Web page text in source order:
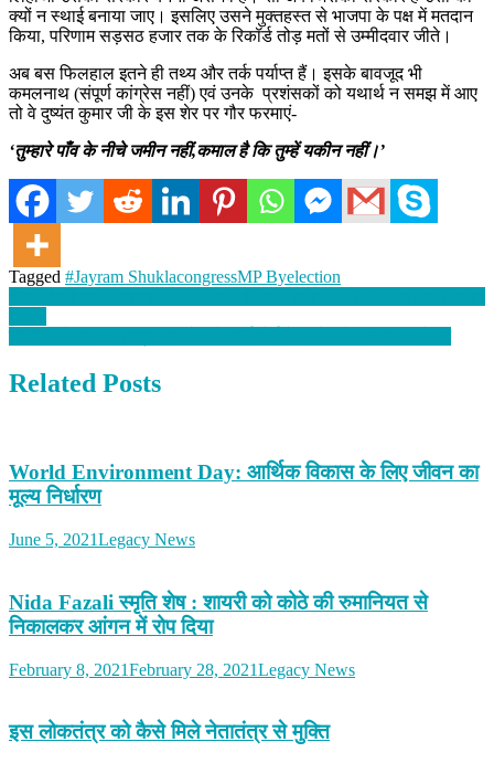
क्यों न स्थाई बनाया जाए। इसलिए उसने मुक्तहस्त से भाजपा के पक्ष में मतदान
किया, परिणाम सड़सठ हजार तक के रिकॉर्ड तोड़ मतों से उम्मीदवार जीते।
अब बस फिलहाल इतने ही तथ्य और तर्क पर्याप्त हैं। इसके बावजूद भी
कमलनाथ (संपूर्ण कांग्रेस नहीं) एवं उनके प्रशंसकों को यथार्थ न समझ में आए
तो वे दुष्यंत कुमार जी के इस शेर पर गौर फरमाएं-
‘तुम्हारे पाँव के नीचे जमीन नहीं,कमाल है कि तुम्हें यकीन नहीं।’
Tagged #Jayram ShuklacongressMP Byelection
Post
navigation
Related Posts
World Environment Day: आर्थिक विकास के लिए जीवन का
मूल्य निर्धारण
June 5, 2021Legacy News
Nida Fazali स्मृति शेष : शायरी को कोठे की रुमानियत से
निकालकर आंगन में रोप दिया
February 8, 2021February 28, 2021Legacy News
इस लोकतंत्र को कैसे मिले नेतातंत्र से मुक्ति